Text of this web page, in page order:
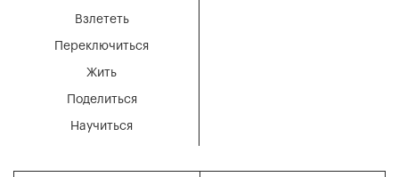
Взлететь
Переключиться
Жить
Поделиться
Научиться